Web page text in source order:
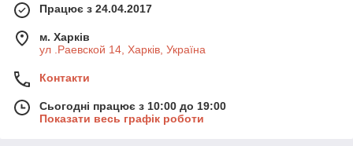
Працює з 24.04.2017
м. Харків
ул .Раевской 14, Харків, Україна
Контакти
Сьогодні працює з 10:00 до 19:00
Показати весь графік роботи